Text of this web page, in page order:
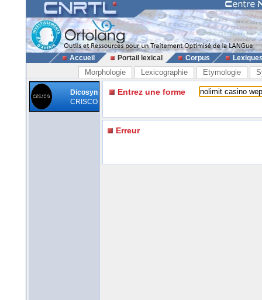
Accueil Portail lexical Corpus
Morphologie Lexicographie Etymologie
Dicosyn
CRISCO
Entrez une forme
Erreur